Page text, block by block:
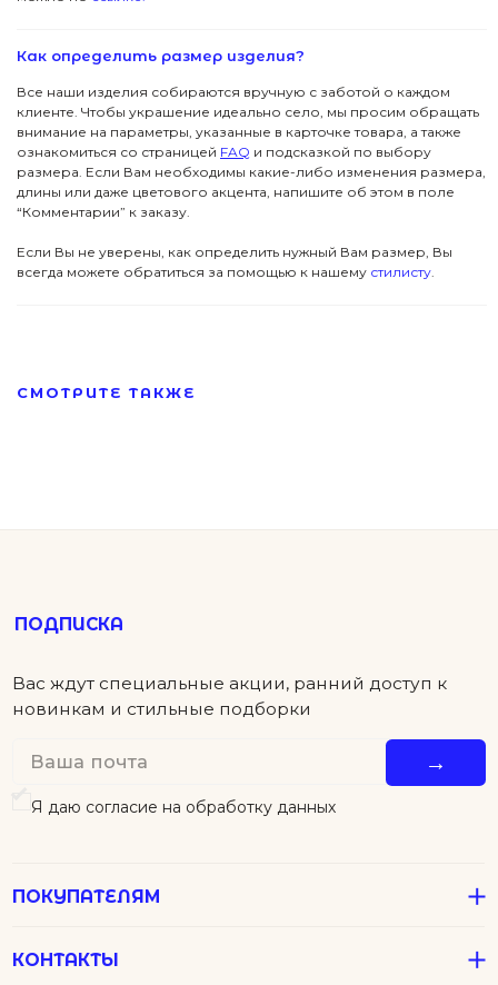
Как определить размер изделия?
Все наши изделия собираются вручную с заботой о каждом
клиенте. Чтобы украшение идеально село, мы просим обращать
внимание на параметры, указанные в карточке товара, а также
ознакомиться со страницей FAQ и подсказкой по выбору
размера. Если Вам необходимы какие-либо изменения размера,
длины или даже цветового акцента, напишите об этом в поле
“Комментарии” к заказу.
Если Вы не уверены, как определить нужный Вам размер, Вы
всегда можете обратиться за помощью к нашему стилисту.
СМОТРИТЕ ТАКЖЕ
Серьги
Колье
Подвески
Браслеты
Кольца
Все Джулсы
Аксессуары
В подарок
Колье
Подвески
ПОКУПАТЕЛЯМ
КОНТАКТЫ
ПОМОЩЬ
Я даю согласие на обработку данных
ПОКУПАТЕЛЯМ
КОНТАКТЫ
ПОМОЩЬ
© 2024 Pins&Juls Реквизиты